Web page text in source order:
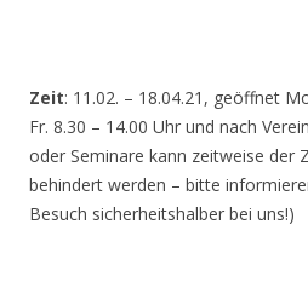
Zeit: 11.02. – 18.04.21, geöffnet
Fr. 8.30 – 14.00 Uhr und nach
oder Seminare kann zeitweise der
behindert werden – bitte
Besuch sicherheitshalber bei uns!)